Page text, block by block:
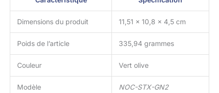
Dimensions du produit 11,51 x 10,8 x 4,5 cm
Poids de l’article 335,94 grammes
Couleur Vert olive
Modèle NOC-STX-GN2